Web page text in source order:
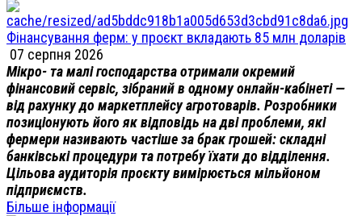
Фінансування ферм: у проєкт вкладають 85 млн доларів
07 серпня 2026
Мікро- та малі господарства отримали окремий
фінансовий сервіс, зібраний в одному онлайн-кабінеті —
від рахунку до маркетплейсу агротоварів. Розробники
позиціонують його як відповідь на дві проблеми, які
фермери називають частіше за брак грошей: складні
банківські процедури та потребу їхати до відділення.
Цільова аудиторія проєкту вимірюється мільйоном
підприємств.
Більше інформації